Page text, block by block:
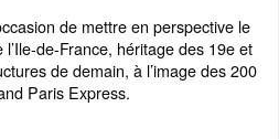
de mettre en perspective le
de-France, héritage des 19e et
de demain, à l’image des 200
Paris Express.